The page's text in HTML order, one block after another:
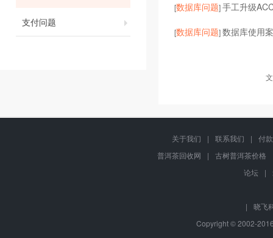
支付问题
[数据库问题]手工升级
[数据库问题]数据库使用
关于我们 | 联系我们 |
付
普洱茶回收网
| 古树普洱茶价格
论坛
|
|
晓飞
Copyright © 2002-